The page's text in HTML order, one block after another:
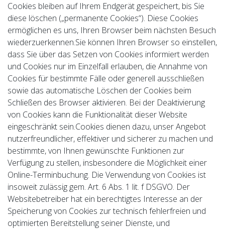
Cookies bleiben auf Ihrem Endgerät gespeichert, bis Sie
diese löschen („permanente Cookies“). Diese Cookies
ermöglichen es uns, Ihren Browser beim nächsten Besuch
wiederzuerkennen.Sie können Ihren Browser so einstellen,
dass Sie über das Setzen von Cookies informiert werden
und Cookies nur im Einzelfall erlauben, die Annahme von
Cookies für bestimmte Fälle oder generell ausschließen
sowie das automatische Löschen der Cookies beim
Schließen des Browser aktivieren. Bei der Deaktivierung
von Cookies kann die Funktionalität dieser Website
eingeschränkt sein.Cookies dienen dazu, unser Angebot
nutzerfreundlicher, effektiver und sicherer zu machen und
bestimmte, von Ihnen gewünschte Funktionen zur
Verfügung zu stellen, insbesondere die Möglichkeit einer
Online-Terminbuchung. Die Verwendung von Cookies ist
insoweit zulässig gem. Art. 6 Abs. 1 lit. f DSGVO. Der
Websitebetreiber hat ein berechtigtes Interesse an der
Speicherung von Cookies zur technisch fehlerfreien und
optimierten Bereitstellung seiner Dienste, und